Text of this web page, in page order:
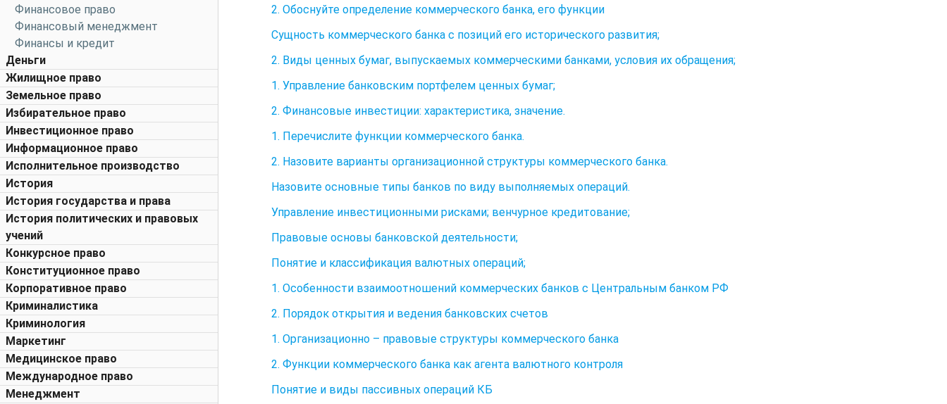
Финансовое право
Финансовый менеджмент
Финансы и кредит
Деньги
Жилищное право
Земельное право
Избирательное право
Инвестиционное право
Информационное право
Исполнительное производство
История
История государства и права
История политических и правовых
учений
Конкурсное право
Конституционное право
Корпоративное право
Криминалистика
Криминология
Маркетинг
Медицинское право
Международное право
Менеджмент
2. Обоснуйте определение коммерческого банка, его функции
Сущность коммерческого банка с позиций его исторического развития;
2. Виды ценных бумаг, выпускаемых коммерческими банками, условия их обращения;
1. Управление банковским портфелем ценных бумаг;
2. Финансовые инвестиции: характеристика, значение.
1. Перечислите функции коммерческого банка.
2. Назовите варианты организационной структуры коммерческого банка.
Назовите основные типы банков по виду выполняемых операций.
Управление инвестиционными рисками; венчурное кредитование;
Правовые основы банковской деятельности;
Понятие и классификация валютных операций;
1. Особенности взаимоотношений коммерческих банков с Центральным банком РФ
2. Порядок открытия и ведения банковских счетов
1. Организационно – правовые структуры коммерческого банка
2. Функции коммерческого банка как агента валютного контроля
Понятие и виды пассивных операций КБ